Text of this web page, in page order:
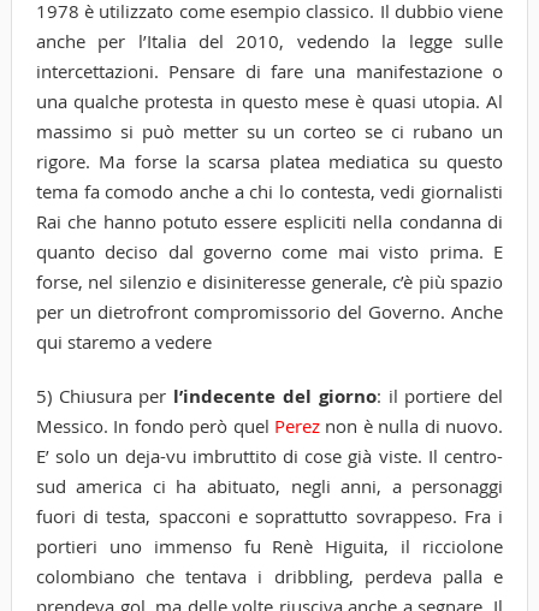
1978 è utilizzato come esempio classico. Il dubbio viene
anche per l’Italia del 2010, vedendo la legge sulle
intercettazioni. Pensare di fare una manifestazione o
una qualche protesta in questo mese è quasi utopia. Al
massimo si può metter su un corteo se ci rubano un
rigore. Ma forse la scarsa platea mediatica su questo
tema fa comodo anche a chi lo contesta, vedi giornalisti
Rai che hanno potuto essere espliciti nella condanna di
quanto deciso dal governo come mai visto prima. E
forse, nel silenzio e disiniteresse generale, c’è più spazio
per un dietrofront compromissorio del Governo. Anche
qui staremo a vedere
5) Chiusura per l’indecente del giorno: il portiere del
Messico. In fondo però quel Perez non è nulla di nuovo.
E’ solo un deja-vu imbruttito di cose già viste. Il centro-
sud america ci ha abituato, negli anni, a personaggi
fuori di testa, spacconi e soprattutto sovrappeso. Fra i
portieri uno immenso fu Renè Higuita, il ricciolone
colombiano che tentava i dribbling, perdeva palla e
prendeva gol, ma delle volte riusciva anche a segnare. Il